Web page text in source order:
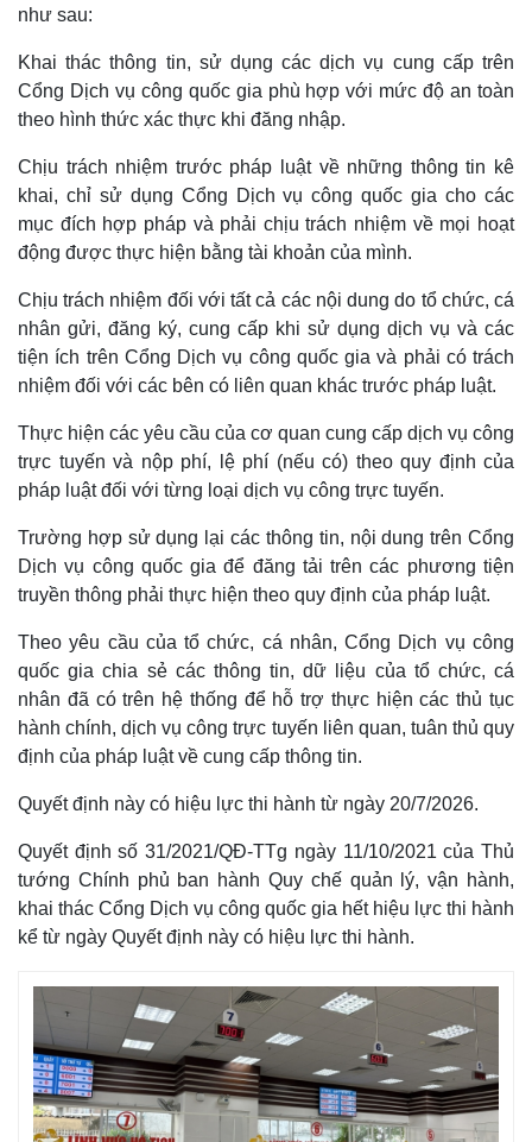
Pháp luật
Vụ án
Tin nóng
Tư vấn luật
Quân sự - Quốc phòng
Vũ khí
Phân tích
như sau:
Khai thác thông tin, sử dụng các dịch vụ cung cấp trên
Cổng Dịch vụ công quốc gia phù hợp với mức độ an toàn
theo hình thức xác thực khi đăng nhập.
Chịu trách nhiệm trước pháp luật về những thông tin kê
khai, chỉ sử dụng Cổng Dịch vụ công quốc gia cho các
mục đích hợp pháp và phải chịu trách nhiệm về mọi hoạt
động được thực hiện bằng tài khoản của mình.
Chịu trách nhiệm đối với tất cả các nội dung do tổ chức, cá
nhân gửi, đăng ký, cung cấp khi sử dụng dịch vụ và các
tiện ích trên Cổng Dịch vụ công quốc gia và phải có trách
nhiệm đối với các bên có liên quan khác trước pháp luật.
Thực hiện các yêu cầu của cơ quan cung cấp dịch vụ công
trực tuyến và nộp phí, lệ phí (nếu có) theo quy định của
pháp luật đối với từng loại dịch vụ công trực tuyến.
Trường hợp sử dụng lại các thông tin, nội dung trên Cổng
Dịch vụ công quốc gia để đăng tải trên các phương tiện
truyền thông phải thực hiện theo quy định của pháp luật.
Theo yêu cầu của tổ chức, cá nhân, Cổng Dịch vụ công
quốc gia chia sẻ các thông tin, dữ liệu của tổ chức, cá
nhân đã có trên hệ thống để hỗ trợ thực hiện các thủ tục
hành chính, dịch vụ công trực tuyến liên quan, tuân thủ quy
định của pháp luật về cung cấp thông tin.
Quyết định này có hiệu lực thi hành từ ngày 20/7/2026.
Quyết định số 31/2021/QĐ-TTg ngày 11/10/2021 của Thủ
tướng Chính phủ ban hành Quy chế quản lý, vận hành,
khai thác Cổng Dịch vụ công quốc gia hết hiệu lực thi hành
kể từ ngày Quyết định này có hiệu lực thi hành.